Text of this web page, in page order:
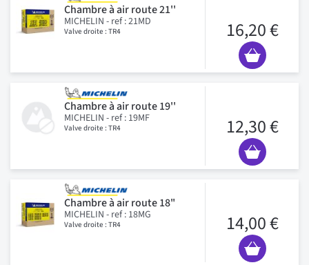
Chambre à air route 21''
MICHELIN - ref : 21MD
Valve droite : TR4 16,20 €
Chambre à air route 19''
MICHELIN - ref : 19MF
Valve droite : TR4 12,30 €
Chambre à air route 18"
MICHELIN - ref : 18MG
Valve droite : TR4 14,00 €